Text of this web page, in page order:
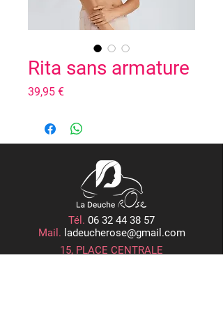
Rita sans armature
39,95 €Prix
Tél. 06 32 44 38 57
Mail. ladeucherose@gmail.com
15, PLACE CENTRALE